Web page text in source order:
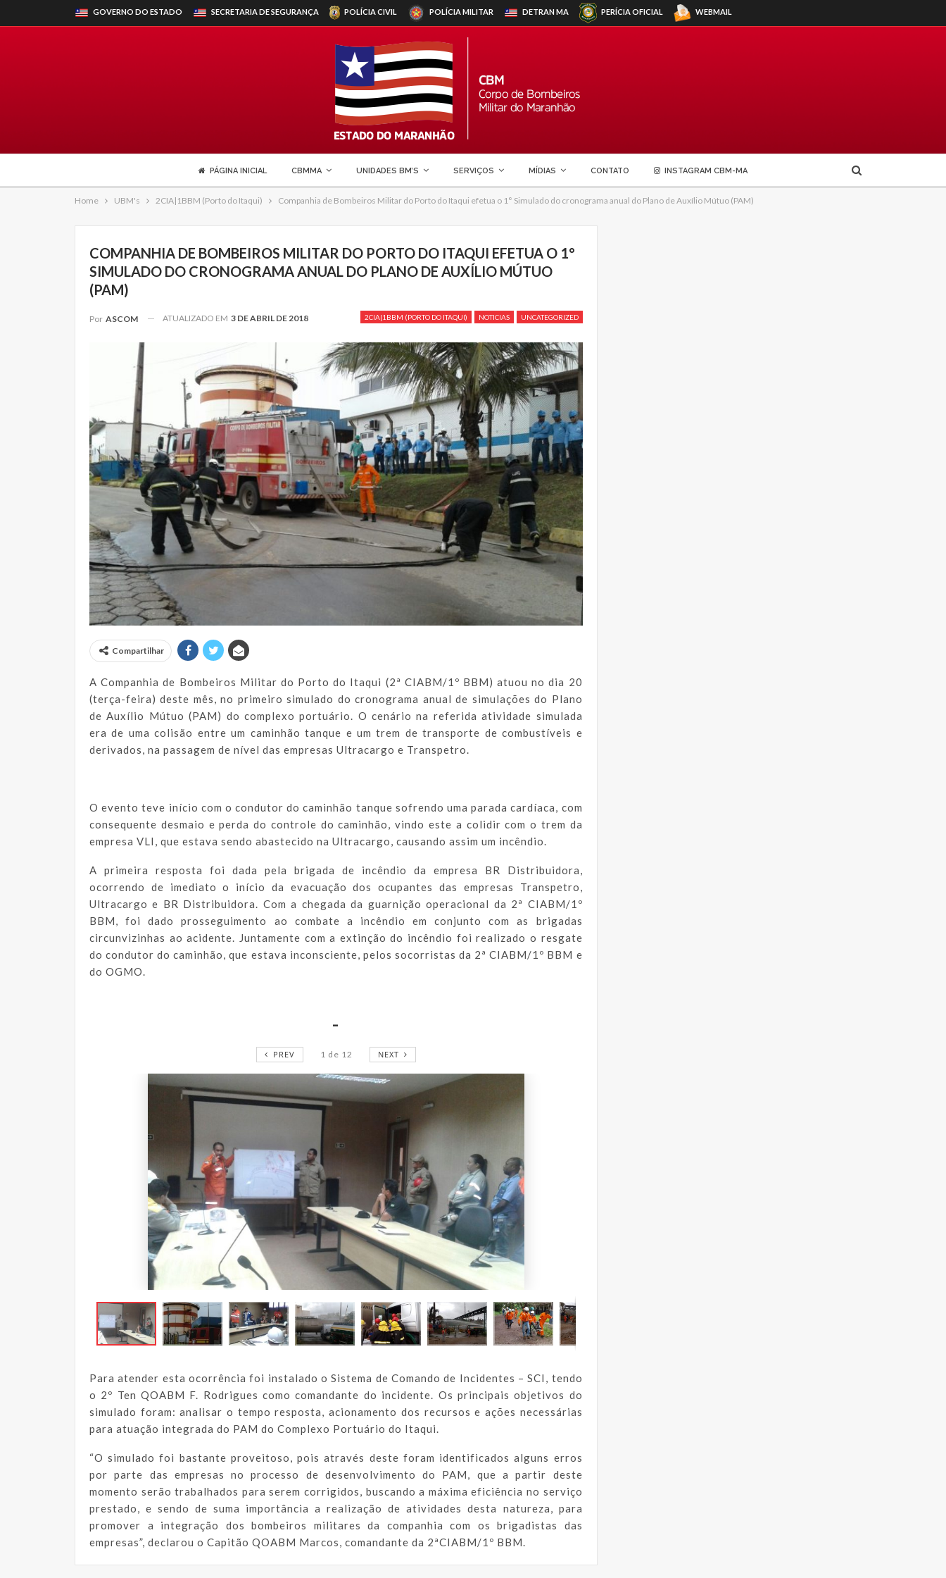
GOVERNO DO ESTADO SECRETARIA DE SEGURANÇA POLÍCIA CIVIL POLÍCIA MILITAR DETRANMA PERÍCIA OFICIAL WEBMAIL
PÁGINA INICIAL CBMMA UNIDADES BM’S SERVIÇOS MÍDIAS CONTATO INSTAGRAM CBM-MA
Home UBM's 2CIA|1BBM (Porto do Itaqui) Companhia de Bombeiros Militar do Porto do Itaqui efetua o 1° Simulado do cronograma anual do Plano de Auxílio Mútuo (PAM)
COMPANHIA DE BOMBEIROS MILITAR DO PORTO DO ITAQUI EFETUA O 1°
SIMULADO DO CRONOGRAMA ANUAL DO PLANO DE AUXÍLIO MÚTUO
(PAM)
2CIA|1BBM (PORTO DO ITAQUI) NOTICIAS UNCATEGORIZED
Por ASCOM ATUALIZADO EM 3 DE ABRIL DE 2018
Compartilhar
A Companhia de Bombeiros Militar do Porto do Itaqui (2ª CIABM/1º BBM) atuou no dia 20
(terça-feira) deste mês, no primeiro simulado do cronograma anual de simulações do Plano
de Auxílio Mútuo (PAM) do complexo portuário. O cenário na referida atividade simulada
era de uma colisão entre um caminhão tanque e um trem de transporte de combustíveis e
derivados, na passagem de nível das empresas Ultracargo e Transpetro.
O evento teve início com o condutor do caminhão tanque sofrendo uma parada cardíaca, com
consequente desmaio e perda do controle do caminhão, vindo este a colidir com o trem da
empresa VLI, que estava sendo abastecido na Ultracargo, causando assim um incêndio.
A primeira resposta foi dada pela brigada de incêndio da empresa BR Distribuidora,
ocorrendo de imediato o início da evacuação dos ocupantes das empresas Transpetro,
Ultracargo e BR Distribuidora. Com a chegada da guarnição operacional da 2ª CIABM/1º
BBM, foi dado prosseguimento ao combate a incêndio em conjunto com as brigadas
circunvizinhas ao acidente. Juntamente com a extinção do incêndio foi realizado o resgate
do condutor do caminhão, que estava inconsciente, pelos socorristas da 2ª CIABM/1º BBM e
do OGMO.
-
PREV 1 de 12 NEXT
Para atender esta ocorrência foi instalado o Sistema de Comando de Incidentes – SCI, tendo
o 2º Ten QOABM F. Rodrigues como comandante do incidente. Os principais objetivos do
simulado foram: analisar o tempo resposta, acionamento dos recursos e ações necessárias
para atuação integrada do PAM do Complexo Portuário do Itaqui.
“O simulado foi bastante proveitoso, pois através deste foram identificados alguns erros
por parte das empresas no processo de desenvolvimento do PAM, que a partir deste
momento serão trabalhados para serem corrigidos, buscando a máxima eficiência no serviço
prestado, e sendo de suma importância a realização de atividades desta natureza, para
promover a integração dos bombeiros militares da companhia com os brigadistas das
empresas”, declarou o Capitão QOABM Marcos, comandante da 2ªCIABM/1º BBM.